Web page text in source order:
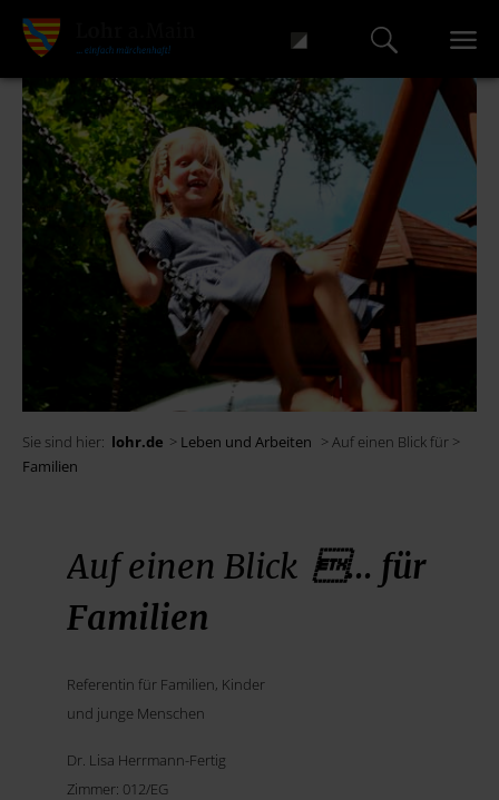
Sie sind hier: lohr.de > Leben und Arbeiten > Auf einen Blick für >
Familien
Auf einen Blick ... für
Familien
Referentin für Familien, Kinder
und junge Menschen
Dr. Lisa Herrmann-Fertig
Zimmer: 012/EG